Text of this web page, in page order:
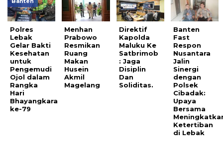
Polres
Lebak
Gelar Bakti
Kesehatan
untuk
Pengemudi
Ojol dalam
Rangka
Hari
Bhayangkara
ke-79
Menhan
Prabowo
Resmikan
Ruang
Makan
Husein
Akmil
Magelang
Direktif
Kapolda
Maluku Ke
Satbrimob
: Jaga
Disiplin
Dan
Soliditas.
Banten
Fast
Respon
Nusantara
Jalin
Sinergi
dengan
Polsek
Cibadak:
Upaya
Bersama
Ketertiban
di Lebak